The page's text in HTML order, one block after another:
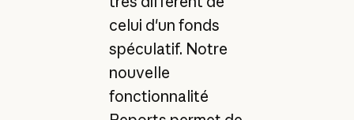
celui d'un fonds
spéculatif. Notre
nouvelle
fonctionnalité